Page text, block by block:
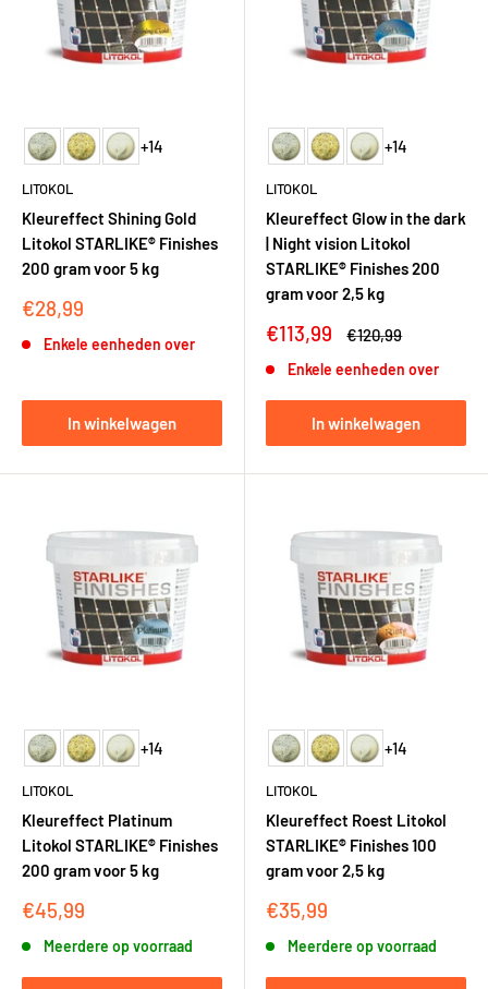
+14
LITOKOL
Kleureffect Shining Gold
Litokol STARLIKE® Finishes
200 gram voor 5 kg
Kortingsprijs
€28,99
Enkele eenheden over
In winkelwagen
+14
LITOKOL
Kleureffect Glow in the dark
| Night vision Litokol
STARLIKE® Finishes 200
gram voor 2,5 kg
Kortingsprijs
€113,99 Adviesprijs
€120,99
Enkele eenheden over
In winkelwagen
+14
LITOKOL
Kleureffect Platinum
Litokol STARLIKE® Finishes
200 gram voor 5 kg
Kortingsprijs
€45,99
Meerdere op voorraad
+14
LITOKOL
Kleureffect Roest Litokol
STARLIKE® Finishes 100
gram voor 2,5 kg
Kortingsprijs
€35,99
Meerdere op voorraad